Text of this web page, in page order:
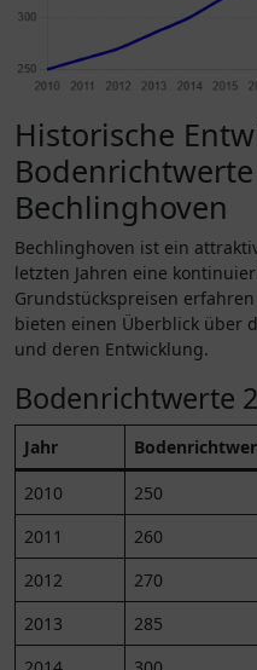
Historische
Bechlinghoven
Bechlinghoven ist ein
letzten Jahren eine
Grundstückspreisen
bieten einen Überblick über
und deren Entwicklung.
Bodenrichtwerte
Jahr
2010
250
2011
260
2012
270
2013
285